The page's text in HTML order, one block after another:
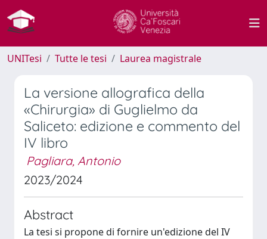
UNITesi Tutte le tesi Laurea magistrale
La versione allografica della
«Chirurgia» di Guglielmo da
Saliceto: edizione e commento del
IV libro
Pagliara, Antonio
2023/2024
Abstract
La tesi si propone di fornire un'edizione del IV